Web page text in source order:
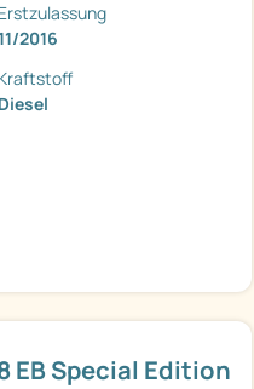
EB Special Edition
Erstzulassung
2016
Kraftstoff
Diesel